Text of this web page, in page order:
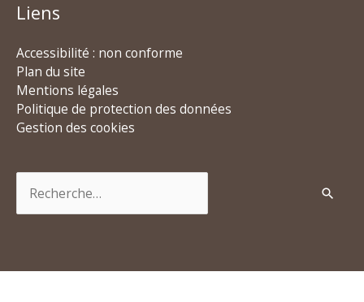
Liens
Accessibilité : non conforme
Plan du site
Mentions légales
Politique de protection des données
Gestion des cookies